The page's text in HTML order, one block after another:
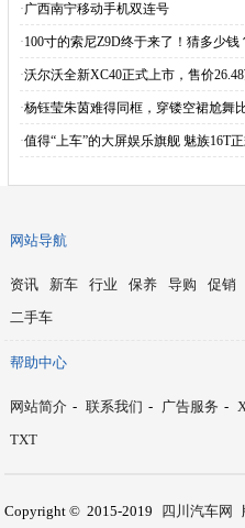
·广西南宁移动手机双连号
·100寸的索尼Z9D终于来了！猜多少钱
·沃尔沃全新XC40正式上市，售价
·杨钰莹朱茵难得同框，穿镂空裙尬舞
·值得“上车”的大屏娱乐旗舰 魅族16T
网站导航
资讯 新车 行业 保养 导购 促销
二手车
帮助中心
网站简介 - 联系我们 - 广告服务 -
TXT
Copyright © 2015-2019 四川汽车网